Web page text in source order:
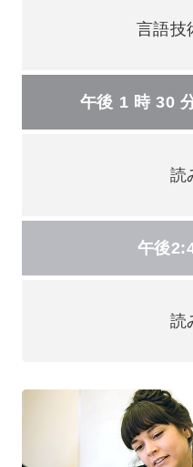
言語技
午後 1 時 30
読
午後
読